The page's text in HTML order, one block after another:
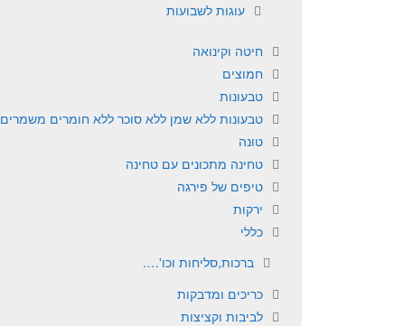
עוגות לשבועות
חיטה וקינואה
חמוצים
טבעונות
טבעונות ללא שמן ללא סוכר ללא חומרים משמרים
טונה
טחינה מתכונים עם טחינה
טיפים של פירגה
ירקות
כללי
ברכות,סליחות וכו'….
כריכים ומדבקות
לביבות וקציצות